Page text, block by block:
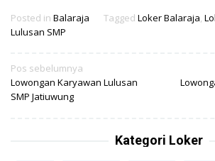
Posted in Balaraja Tagged Loker Balaraja
Lulusan SMP
Navigasi
pos
Pos sebelumnya
Lowongan Karyawan Lulusan
SMP Jatiuwung
Kategori Loker